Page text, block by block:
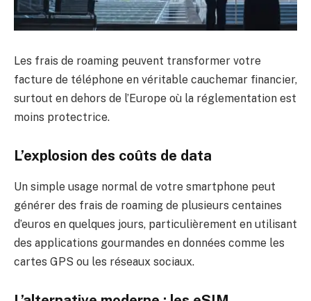
Les frais de roaming peuvent transformer votre
facture de téléphone en véritable cauchemar financier,
surtout en dehors de l’Europe où la réglementation est
moins protectrice.
L’explosion des coûts de data
Un simple usage normal de votre smartphone peut
générer des frais de roaming de plusieurs centaines
d’euros en quelques jours, particulièrement en utilisant
des applications gourmandes en données comme les
cartes GPS ou les réseaux sociaux.